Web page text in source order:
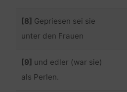
[8] Gepriesen sei sie
unter den Frauen
[9] und edler (war sie)
als Perlen.